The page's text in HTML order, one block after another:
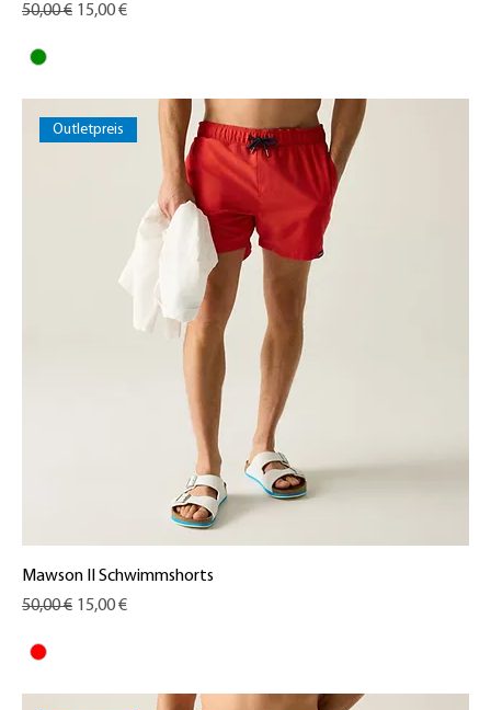
Standardpreis
50,00 € Sale-Preis
15,00 €
Outletpreis
Mawson II Schwimmshorts
Standardpreis
50,00 € Sale-Preis
15,00 €